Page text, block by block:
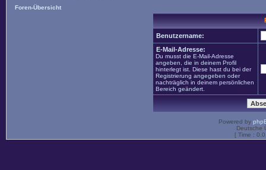
Foren-Übersicht
Benutzername:
E-Mail-Adresse:
Du musst die E-Mail-Adresse
angeben, die in deinem Profil
hinterlegt ist. Diese hast du bei der
Registrierung angegeben oder
nachträglich in deinem persönlichen
Bereich geändert.
Powered by
Deutsche
[ Time :